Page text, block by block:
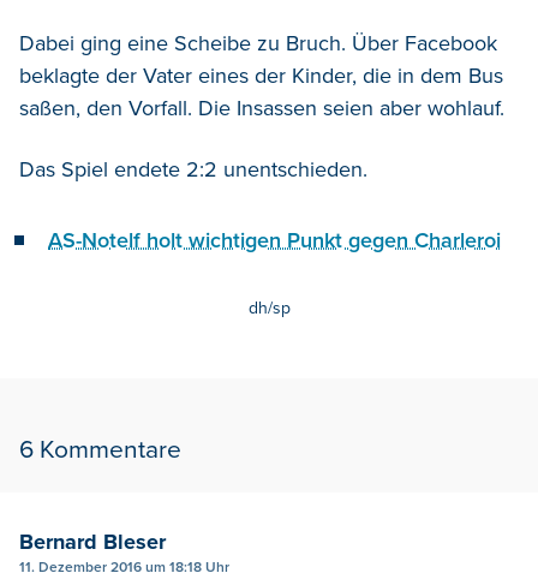
Dabei ging eine Scheibe zu Bruch. Über Facebook
beklagte der Vater eines der Kinder, die in dem Bus
saßen, den Vorfall. Die Insassen seien aber wohlauf.
Das Spiel endete 2:2 unentschieden.
AS-Notelf holt wichtigen Punkt gegen Charleroi
dh/sp
6 Kommentare
Bernard Bleser
11. Dezember 2016 um 18:18 Uhr